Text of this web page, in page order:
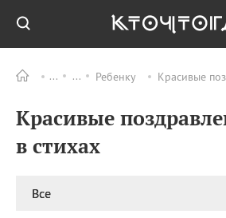
Ребенку Красивые
Красивые
в стихах
Все
09.08